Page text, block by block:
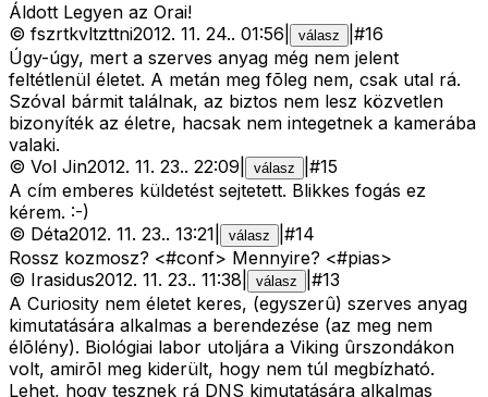
Áldott Legyen az Orai!
© fszrtkvltzttni2012. 11. 24.. 01:56 válasz #16
Úgy-úgy, mert a szerves anyag még nem jelent
feltétlenül életet. A metán meg fõleg nem, csak utal rá.
Szóval bármit találnak, az biztos nem lesz közvetlen
bizonyíték az életre, hacsak nem integetnek a kamerába
valaki.
© Vol Jin2012. 11. 23.. 22:09 válasz #15
A cím emberes küldetést sejtetett. Blikkes fogás ez
kérem. :-)
© Déta2012. 11. 23.. 13:21 válasz #14
Rossz kozmosz? <#conf> Mennyire? <#pias>
© Irasidus2012. 11. 23.. 11:38 válasz #13
A Curiosity nem életet keres, (egyszerû) szerves anyag
kimutatására alkalmas a berendezése (az meg nem
élõlény). Biológiai labor utoljára a Viking ûrszondákon
volt, amirõl meg kiderült, hogy nem túl megbízható.
Lehet, hogy tesznek rá DNS kimutatására alkalmas